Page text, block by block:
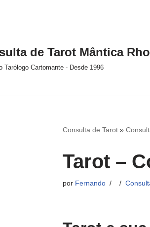
de Tarot Mântica
Tarólogo Cartomante - Desde 1996
Consulta de Tarot»
Tarot –
por Fernando